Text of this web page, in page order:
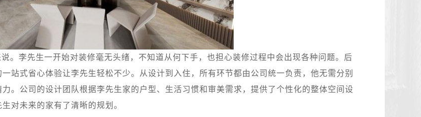
。李先生一开始对装修毫无头绪，不知道从何下手，也担心装修过程中会出现各种问题。后
站式省心体验让李先生轻松不少。从设计到入住，所有环节都由公司统一负责，他无需分别
。公司的设计团队根据李先生家的户型、生活习惯和审美需求，提供了个性化的整体空间设
对未来的家有了清晰的规划。